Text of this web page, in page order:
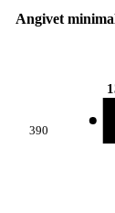
Angivet
390